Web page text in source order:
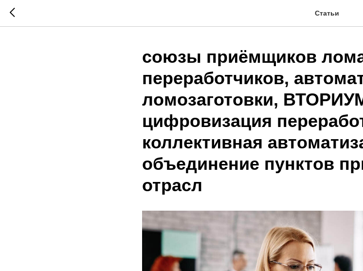
Статьи
союзы приёмщиков
переработчиков,
ломозаготовки,
цифровизация
коллективная
объединение пунктов
отрасл